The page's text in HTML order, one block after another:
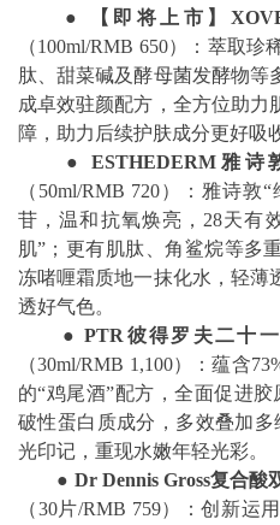
●
【即将上市】
（100ml/RMB 650）：萃取
肽、甜菜碱及酵母菌发酵物等
成卓效驻颜配方，全方位助力
障，助力后续护肤成分更好吸
●ESTHEDERM 雅诗
（50ml/RMB 720）：雅诗敦
苷，温和抗氧焕亮，28天有
肌”；更有肌肽、角鲨烷等多
冻啫喱霜质地一抹化水，轻薄
透好气色。
●PTR 彼得罗夫二十
（30ml/RMB 1,100）：蕴含
的“鸡尾酒”配方，全面促进
破性蛋白质成分，多效叠加
光印记，重现水嫩年轻光彩。
● Dr Dennis Gross复合酸
（30片/RMB 759）：创新运